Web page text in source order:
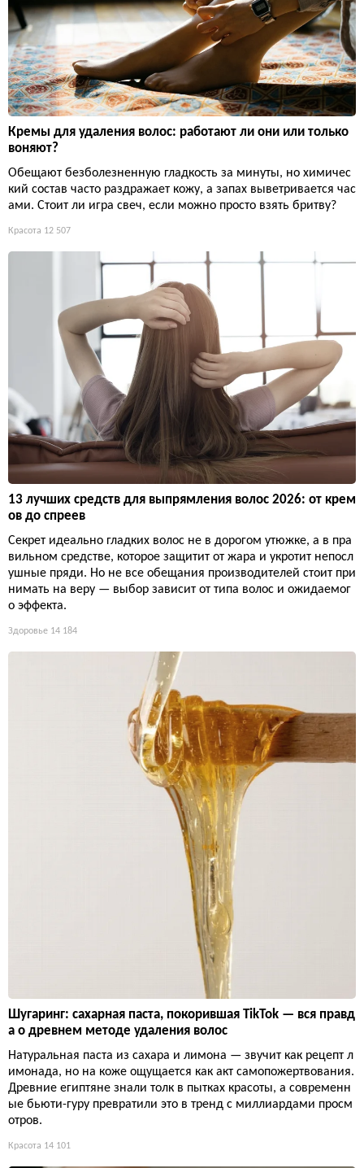
Кремы для удаления волос: работают ли они или только
воняют?
Обещают безболезненную гладкость за минуты, но химичес
кий состав часто раздражает кожу, а запах выветривается час
ами. Стоит ли игра свеч, если можно просто взять бритву?
Красота 12 507
13 лучших средств для выпрямления волос 2026: от крем
ов до спреев
Секрет идеально гладких волос не в дорогом утюжке, а в пра
вильном средстве, которое защитит от жара и укротит непосл
ушные пряди. Но не все обещания производителей стоит при
нимать на веру — выбор зависит от типа волос и ожидаемог
о эффекта.
Здоровье 14 184
Шугаринг: сахарная паста, покорившая TikTok — вся правд
а о древнем методе удаления волос
Натуральная паста из сахара и лимона — звучит как рецепт л
имонада, но на коже ощущается как акт самопожертвования.
Древние египтяне знали толк в пытках красоты, а современн
ые бьюти-гуру превратили это в тренд с миллиардами просм
отров.
Красота 14 101